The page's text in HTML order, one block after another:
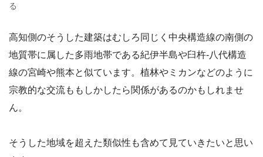
る
高知側のそうした建築はむしろ同じく中央構造線の南側の
地質帯に属した多雨地帯である紀伊半島や臼杵-八代構造
線の宮崎や熊本と似ています。植林やミカンなどのように
宗教的な交流ももしかしたら関係があるのかもしれませ
ん。
そうした地域を超えた類似性も含めて見ていきたいと思い